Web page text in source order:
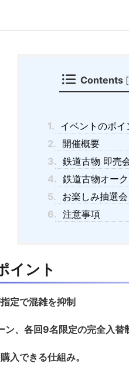
Contents [
1. イベントのポイ
2. 開催概要
3. 鉄道古物 即売
4. 鉄道古物オー
5. お楽しみ抽選会
6. 注意事項
イント
定で混雑を抑制
ン、各回9名限定の完全入替
入できる仕組み。